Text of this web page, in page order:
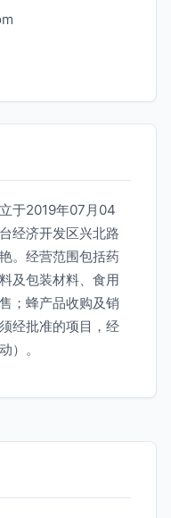
于2019年07月04
经济开发区兴北路
。经营范围包括药
及包装材料、食用
；蜂产品收购及销
经批准的项目，经
）。